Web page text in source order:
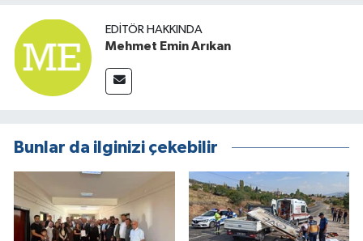
EDITÖR HAKKINDA
Mehmet Emin Arıkan
Bunlar da ilginizi çekebilir